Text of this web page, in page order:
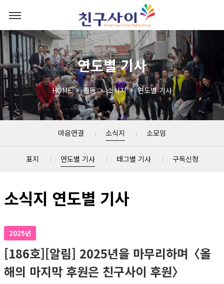
연도별 기사
HOME 활동 소식지 연도별 기사
마음연결 소식지 소모임
표지 연도별 기사 태그별 기사 구독신청
소식지 연도별 기사
2025년
[186호][알림] 2025년을 마무리하며〈올
해의 마지막 후원은 친구사이 후원〉